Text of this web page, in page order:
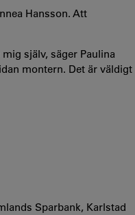
Hansson. Att
själv, säger Paulina
montern. Det är väldigt
Sparbank, Karlstad